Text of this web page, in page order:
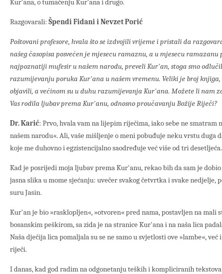
Kur'ana, o tumačenju Kur'ana i drugo.
Razgovarali: Špendi Fidani i Nevzet Porić
Poštovani profesore, hvala što se izdvojili vrijeme i pristali da
našeg časopisa posvećen je mjesecu ramaznu, a u mjesecu
najpoznatiji mufesir u našem narodu, preveli Kur'an, stoga smo
razumijevanju poruka Kur'ana u našem vremenu. Veliki je broj
objavili, a većinom su u duhu razumijevanja Kur'ana. Možete li nam
Vas rodila ljubav prema Kur'anu, odnosno proučavanju Božije Riječi?
Dr. Karić: Prvo, hvala vam na lijepim riječima, iako sebe ne
našem narodu«. Ali, vaše mišljenje o meni pobuđuje neku vrstu duga
koje me duhovno i egzistencijalno saodređuje već više od tri desetljeća.
Kad je posrijedi moja ljubav prema Kur'anu, rekao bih da sam je
jasna slika u mome sjećanju: uvečer svakog četvrtka i svake nedjelje,
suru Jasin.
Kur'an je bio »rasklopljen«, »otvoren« pred nama, postavljen na mali
bosanskim peškirom, sa zida je na stranice Kur'ana i na naša lica
Naša dječija lica pomaljala su se ne samo u svjetlosti ove »lambe«,
riječi.
I danas, kad god radim na odgonetanju teških i kompliciranih